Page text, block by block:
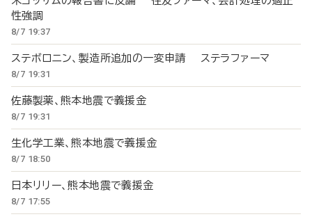
性強調
8/7 19:37
ステボロニン、製造所追加の一変申請 ステラファーマ
8/7 19:31
佐藤製薬、熊本地震で義援金
8/7 19:31
生化学工業、熊本地震で義援金
8/7 18:50
日本リリー、熊本地震で義援金
8/7 17:55